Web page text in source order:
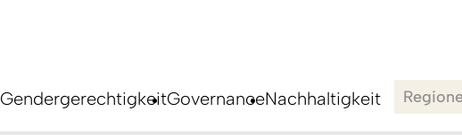
GendergerechtigkeitGovernanceNachhaltigkeit